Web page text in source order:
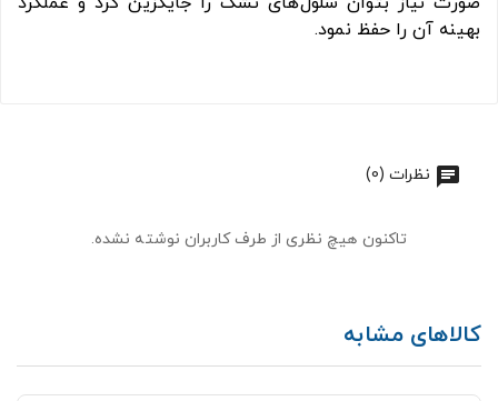
بهینه آن را حفظ نمود.
نظرات (0)
تاکنون هیچ نظری از طرف کاربران نوشته نشده.
کالاهای مشابه